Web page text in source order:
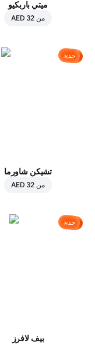
ميتي باربكيو
من AED 32
جديد
تشيكن شاورما
من AED 32
جديد
بيف لافرز